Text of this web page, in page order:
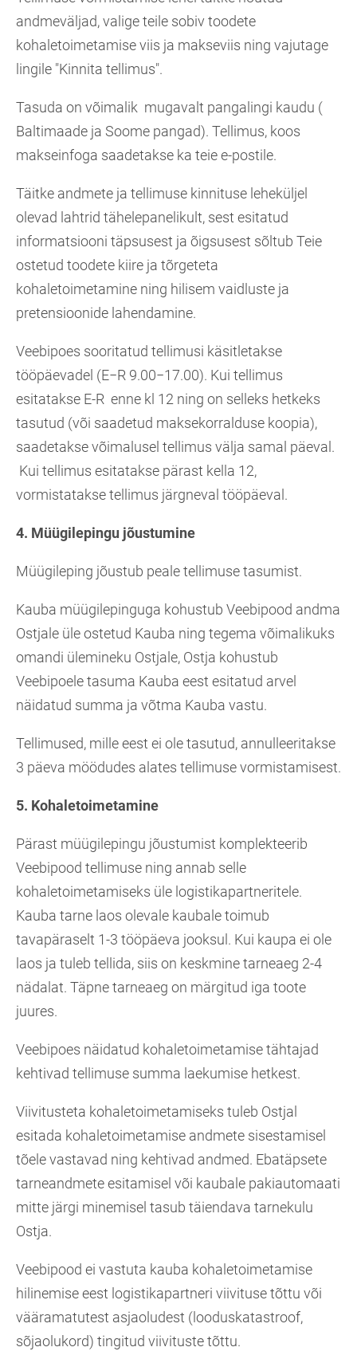
andmeväljad, valige teile sobiv toodete
kohaletoimetamise viis ja makseviis ning vajutage
lingile "Kinnita tellimus".
Tasuda on võimalik mugavalt pangalingi kaudu (
Baltimaade ja Soome pangad). Tellimus, koos
makseinfoga saadetakse ka teie e-postile.
Täitke andmete ja tellimuse kinnituse leheküljel
olevad lahtrid tähelepanelikult, sest esitatud
informatsiooni täpsusest ja õigsusest sõltub Teie
ostetud toodete kiire ja tõrgeteta
kohaletoimetamine ning hilisem vaidluste ja
pretensioonide lahendamine.
Veebipoes sooritatud tellimusi käsitletakse
tööpäevadel (E−R 9.00−17.00). Kui tellimus
esitatakse E-R enne kl 12 ning on selleks hetkeks
tasutud (või saadetud maksekorralduse koopia),
saadetakse võimalusel tellimus välja samal päeval.
Kui tellimus esitatakse pärast kella 12,
vormistatakse tellimus järgneval tööpäeval.
4. Müügilepingu jõustumine
Müügileping jõustub peale tellimuse tasumist.
Kauba müügilepinguga kohustub Veebipood andma
Ostjale üle ostetud Kauba ning tegema võimalikuks
omandi ülemineku Ostjale, Ostja kohustub
Veebipoele tasuma Kauba eest esitatud arvel
näidatud summa ja võtma Kauba vastu.
Tellimused, mille eest ei ole tasutud, annulleeritakse
3 päeva möödudes alates tellimuse vormistamisest.
5. Kohaletoimetamine
Pärast müügilepingu jõustumist komplekteerib
Veebipood tellimuse ning annab selle
kohaletoimetamiseks üle logistikapartneritele.
Kauba tarne laos olevale kaubale toimub
tavapäraselt 1-3 tööpäeva jooksul. Kui kaupa ei ole
laos ja tuleb tellida, siis on keskmine tarneaeg 2-4
nädalat. Täpne tarneaeg on märgitud iga toote
juures.
Veebipoes näidatud kohaletoimetamise tähtajad
kehtivad tellimuse summa laekumise hetkest.
Viivitusteta kohaletoimetamiseks tuleb Ostjal
esitada kohaletoimetamise andmete sisestamisel
tõele vastavad ning kehtivad andmed. Ebatäpsete
tarneandmete esitamisel või kaubale pakiautomaati
mitte järgi minemisel tasub täiendava tarnekulu
Ostja.
Veebipood ei vastuta kauba kohaletoimetamise
hilinemise eest logistikapartneri viivituse tõttu või
vääramatutest asjaoludest (looduskatastroof,
sõjaolukord) tingitud viivituste tõttu.